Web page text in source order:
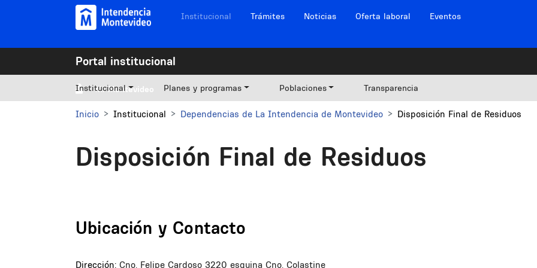
Pasar al contenido principal Navegación sitios
Institucional Trámites Noticias Oferta laboral Eventos
Portal institucional
Mi Montevideo
Institucional Planes y programas Poblaciones Transparencia
Inicio Institucional Dependencias de La Intendencia de Montevideo Disposición Final de Residuos
Disposición Final de Residuos
Ubicación y Contacto
Dirección: Cno. Felipe Cardoso 3220 esquina Cno. Colastine